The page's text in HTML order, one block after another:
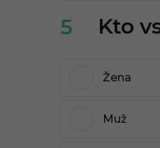
5 Kto
Žena
Muž